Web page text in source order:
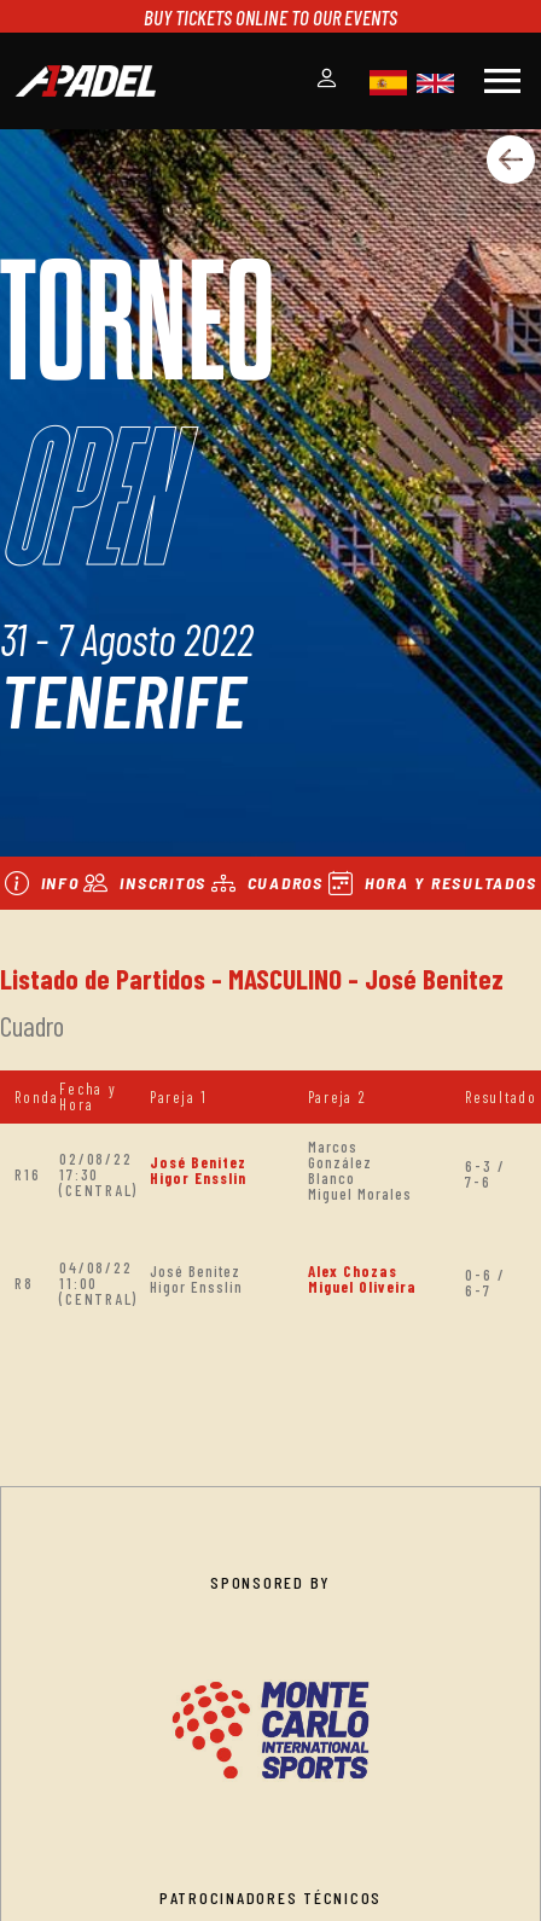
BUY TICKETS ONLINE TO OUR EVENTS
menu
A1PADEL
RANKING
CALENDARIO
TORNEOS
NOTICIAS
MULTIMEDIA
SCOREBOARD
STREAMING
TORNEO
Open
31 - 7 Agosto 2022
TENERIFE
INFO INSCRITOS CUADROS HORA Y RESULTADOS
Listado de Partidos - MASCULINO - José Benitez
Cuadro
Ronda Fecha y
Hora
Pareja 1 Pareja 2 Resultado
R16
02/08/22
17:30
(CENTRAL)
José Benitez
Higor Ensslin
Marcos
González
Blanco
Miguel Morales
6-3 /
7-6
R8
04/08/22
11:00
(CENTRAL)
José Benitez
Higor Ensslin
Alex Chozas
Miguel Oliveira
0-6 /
6-7
SPONSORED BY
PATROCINADORES TÉCNICOS